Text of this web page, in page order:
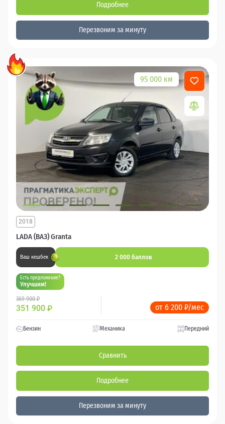
Подробнее
Перезвоним за минуту
95 000 км
LADA (ВАЗ) Granta
2018
Ваш кешбек 2 000 баллов
Есть предложение?
Улучшим!
369 900 ₽
351 900 ₽ от 6 200 ₽/мес
Бензин Механика Передний
Сравнить
Подробнее
Перезвоним за минуту